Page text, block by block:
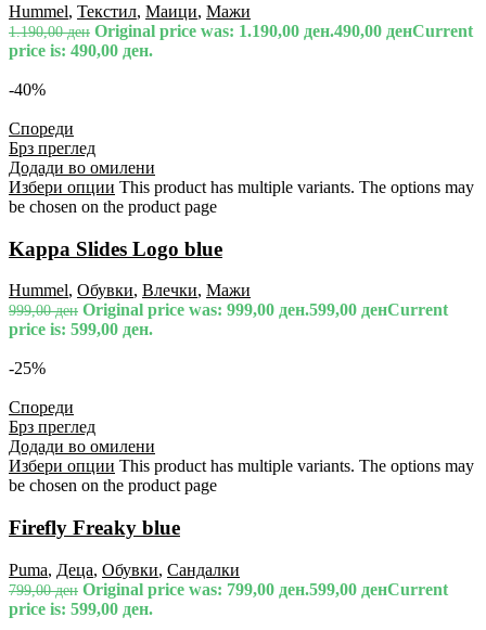
Hummel, Текстил, Маици, Мажи
1.190,00ден Original price was: 1.190,00 ден.490,00 денCurrent
price is: 490,00 ден.
-40%
Спореди
Брз преглед
Додади во омилени
Избери опции This product has multiple variants. The options may
be chosen on the product page
Kappa Slides Logo blue
Hummel, Обувки, Влечки, Мажи
999,00ден Original price was: 999,00 ден.599,00 денCurrent
price is: 599,00 ден.
-25%
Спореди
Брз преглед
Додади во омилени
Избери опции This product has multiple variants. The options may
be chosen on the product page
Firefly Freaky blue
Puma, Деца, Обувки, Сандалки
799,00ден Original price was: 799,00 ден.599,00 денCurrent
price is: 599,00 ден.